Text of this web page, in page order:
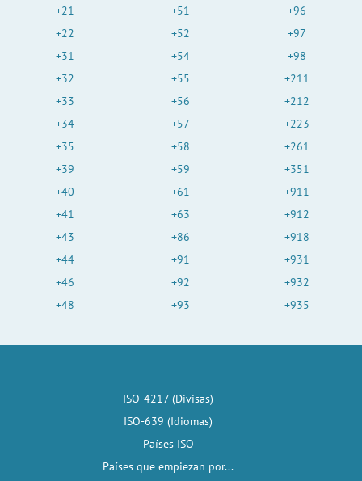
+21
+22
+31
+32
+33
+34
+35
+39
+40
+41
+43
+44
+46
+48
+51
+52
+54
+55
+56
+57
+58
+59
+61
+63
+86
+91
+92
+93
+96
+97
+98
+211
+212
+223
+261
+351
+911
+912
+918
+931
+932
+935
ISO-4217 (Divisas)
ISO-639 (Idiomas)
Países ISO
Países que empiezan por...